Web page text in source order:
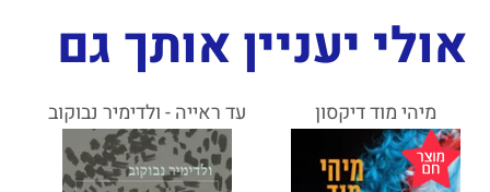
אולי יעניין אותך גם
מיהי מוד דיקסון עד ראייה - ולדימיר נבוקוב